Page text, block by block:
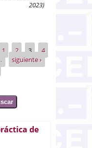
2023)
Caducidad de
y negativa a
la prueba
1 2 3
4
…
siguiente ›
de